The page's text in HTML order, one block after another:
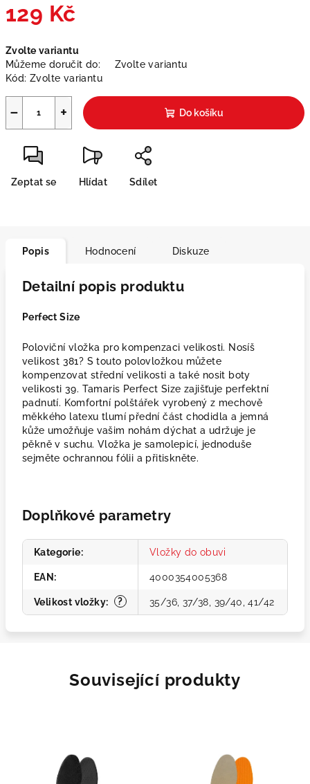
129 Kč
cena:
Zvolte variantu
Můžeme doručit do:
Zvolte variantu
Kód: Zvolte variantu
+
− Do košíku
Zeptat se Hlídat Sdílet
Popis Hodnocení Diskuze
Detailní popis produktu
Perfect Size
Poloviční vložka pro kompenzaci velikosti. Nosíš
velikost 381? S touto polovložkou můžete
kompenzovat střední velikosti a také nosit boty
velikosti 39. Tamaris Perfect Size zajišťuje perfektní
padnutí. Komfortní polštářek vyrobený z mechově
měkkého latexu tlumí přední část chodidla a jemná
kůže umožňuje vašim nohám dýchat a udržuje je
pěkně v suchu. Vložka je samolepicí, jednoduše
sejměte ochrannou fólii a přitiskněte.
Doplňkové parametry
Kategorie: Vložky do obuvi
EAN : 4000354005368
?
Velikost vložky: 35/36, 37/38, 39/40, 41/42
Související produkty